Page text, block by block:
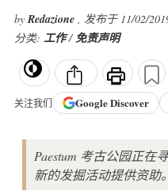
byRedazione , 发布于 11/02/
分类: 工作/免责声明
关注我们 GoogleDiscover
Paestum 考古公园正在
新的发掘活动提供资助。